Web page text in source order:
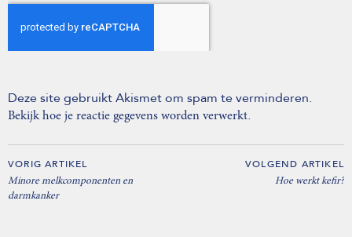
Deze site gebruikt Akismet om spam te verminderen.
Bekijk hoe je reactie gegevens worden verwerkt.
VORIG ARTIKEL
Minore melkcomponenten en
darmkanker
VOLGEND ARTIKEL
Hoe werkt kefir?